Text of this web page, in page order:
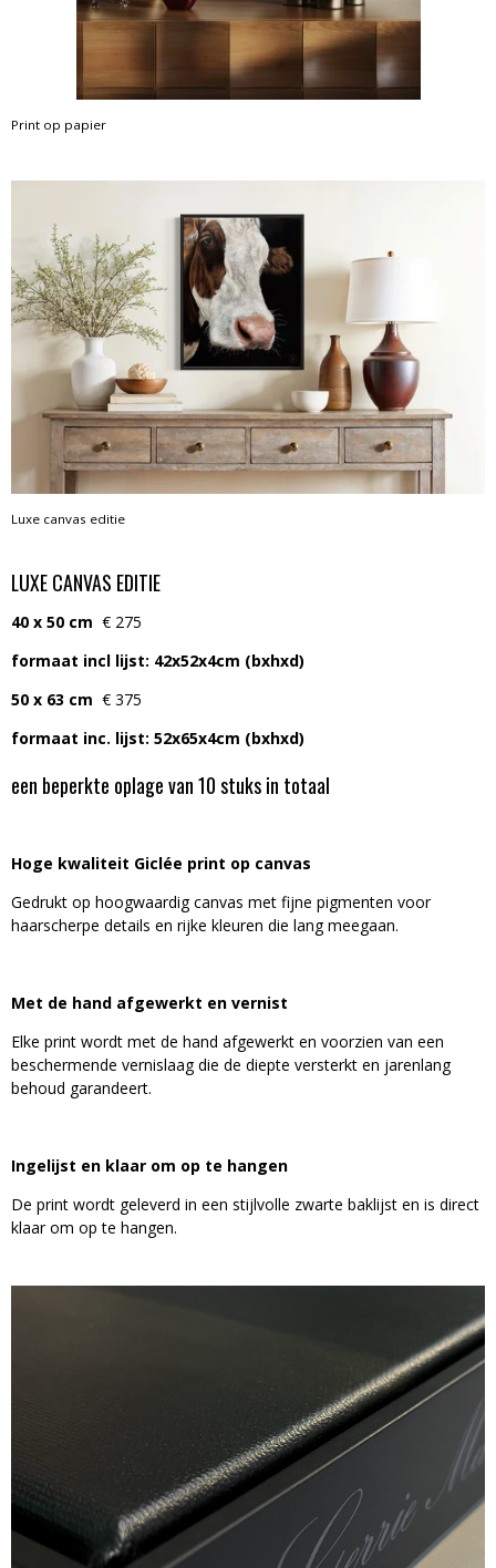
Print op papier
Luxe canvas editie
LUXE CANVAS EDITIE
40 x 50 cm € 275
formaat incl lijst: 42x52x4cm (bxhxd)
50 x 63 cm € 375
formaat inc. lijst: 52x65x4cm (bxhxd)
een beperkte oplage van 10 stuks in totaal
Hoge kwaliteit Giclée print op canvas
Gedrukt op hoogwaardig canvas met fijne pigmenten voor
haarscherpe details en rijke kleuren die lang meegaan.
Met de hand afgewerkt en vernist
Elke print wordt met de hand afgewerkt en voorzien van een
beschermende vernislaag die de diepte versterkt en jarenlang
behoud garandeert.
Ingelijst en klaar om op te hangen
De print wordt geleverd in een stijlvolle zwarte baklijst en is direct
klaar om op te hangen.